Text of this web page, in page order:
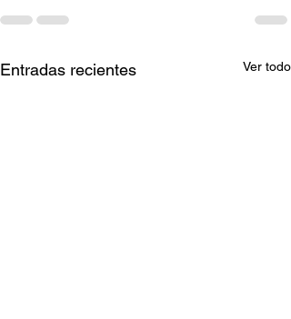
Entradas recientes Ver todo